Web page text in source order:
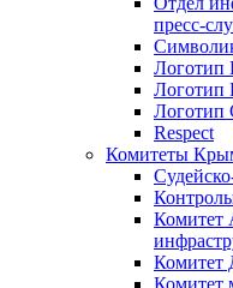
пресс-
Логотип
Логотип
Логотип
Respect
Комитеты
Комитет
Комитет
Комитет